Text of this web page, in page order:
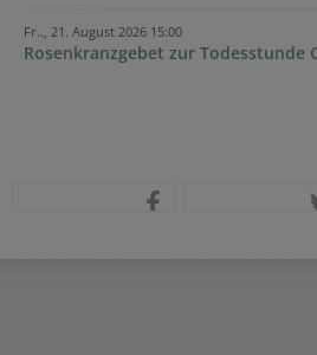
Fr.., 21. August 2026 15:00
Rosenkranzgebet zur Todesstunde